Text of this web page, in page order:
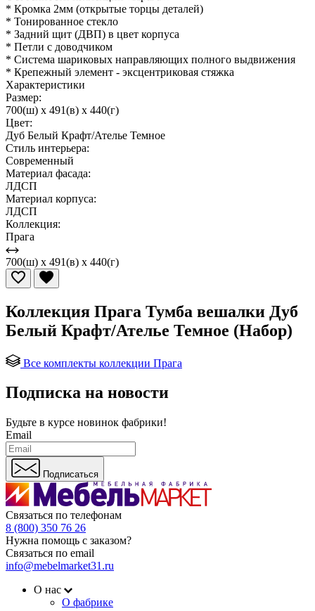
* Кромка 2мм (открытые торцы деталей)
* Тонированное стекло
* Задний щит (ДВП) в цвет корпуса
* Петли с доводчиком
* Система шариковых направляющих полного выдвижения
* Крепежный элемент - эксцентриковая стяжка
Характеристики
Размер:
700(ш) x 491(в) x 440(г)
Цвет:
Дуб Белый Крафт/Ателье Темное
Стиль интерьера:
Современный
Материал фасада:
ЛДСП
Материал корпуса:
ЛДСП
Коллекция:
Прага
700(ш) x 491(в) x 440(г)
Коллекция Прага Тумба вешалки Дуб
Белый Крафт/Ателье Темное (Набор)
Все комплекты коллекции Прага
Подписка на новости
Будьте в курсе новинок фабрики!
Email
Подписаться
Связаться по телефонам
8 (800) 350 76 26
Нужна помощь с заказом?
Связаться по email
info@mebelmarket31.ru
О нас
О фабрике